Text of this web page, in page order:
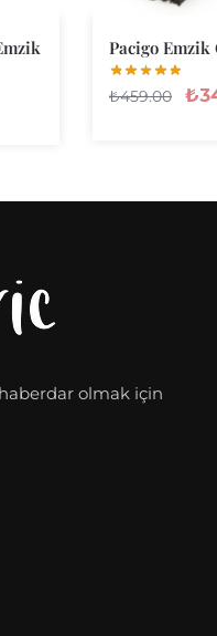
Pacigo Emzik
₺459.00 ₺
olmak için